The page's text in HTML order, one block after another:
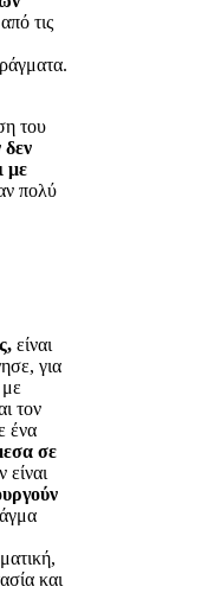
τις
του
δεν
με
πολύ
είναι
για
τον
ένα
σε
είναι
και